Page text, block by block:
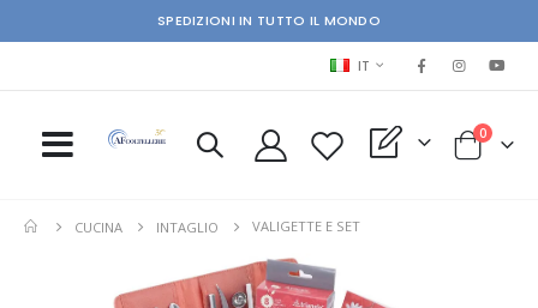
SPEDIZIONI IN TUTTO IL MONDO
LINGUA
IT
My Quote Cart
0elementi
CUCINA INTAGLIO VALIGETTE E SET